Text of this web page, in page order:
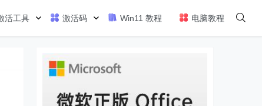
活工具 激活码 Win11 教程 电脑教程